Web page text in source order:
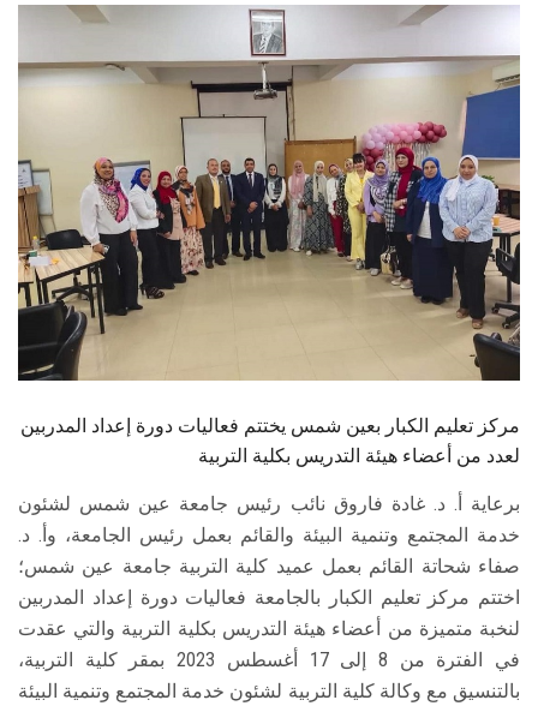
الطلاب
هيئة التدريس
الخريجين
الموظفون
الزائـرون
مركز تعليم الكبار بعين شمس يختتم فعاليات دورة إعداد المدربين
لعدد من أعضاء هيئة التدريس بكلية التربية
برعاية أ. د. غادة فاروق نائب رئيس جامعة عين شمس لشئون
خدمة المجتمع وتنمية البيئة والقائم بعمل رئيس الجامعة، وأ. د.
صفاء شحاتة القائم بعمل عميد كلية التربية جامعة عين شمس؛
اختتم مركز تعليم الكبار بالجامعة فعاليات دورة إعداد المدربين
لنخبة متميزة من أعضاء هيئة التدريس بكلية التربية والتي عقدت
في الفترة من 8 إلى 17 أغسطس 2023 بمقر كلية التربية،
بالتنسيق مع وكالة كلية التربية لشئون خدمة المجتمع وتنمية البيئة